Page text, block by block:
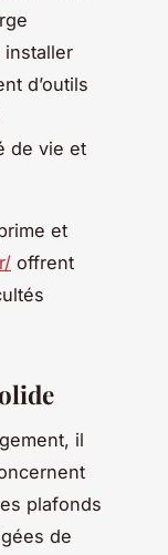
d’outils
de vie et
et
offrent
il
plafonds
de